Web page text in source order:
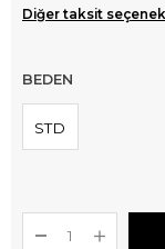
Diğer taksit
BEDEN
STD